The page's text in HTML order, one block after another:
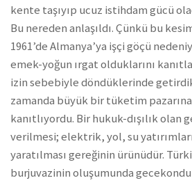
kente taşıyıp ucuz istihdam gücü
Bu nereden anlaşıldı. Çünkü bu
1961’de Almanya’ya işçi göçü
emek-yoğun ırgat olduklarını
izin sebebiyle döndüklerinde
zamanda büyük bir tüketim
kanıtlıyordu. Bir hukuk-dışılık olan
verilmesi; elektrik, yol, su
yaratılması gereğinin ürünüdür.
burjuvazinin oluşumunda